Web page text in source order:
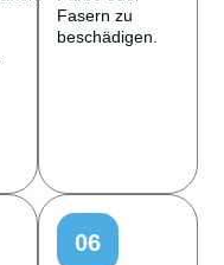
Fasern zu
beschädigen.
06